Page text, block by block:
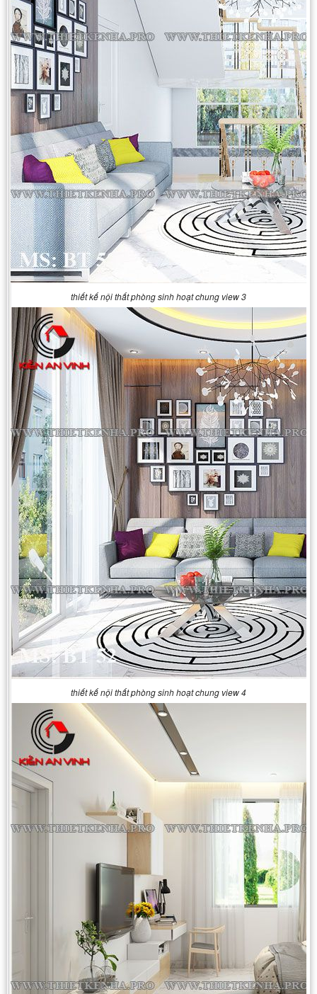
thiết kế nội thất phòng sinh hoạt chung view 3
thiết kế nội thất phòng sinh hoạt chung view 4